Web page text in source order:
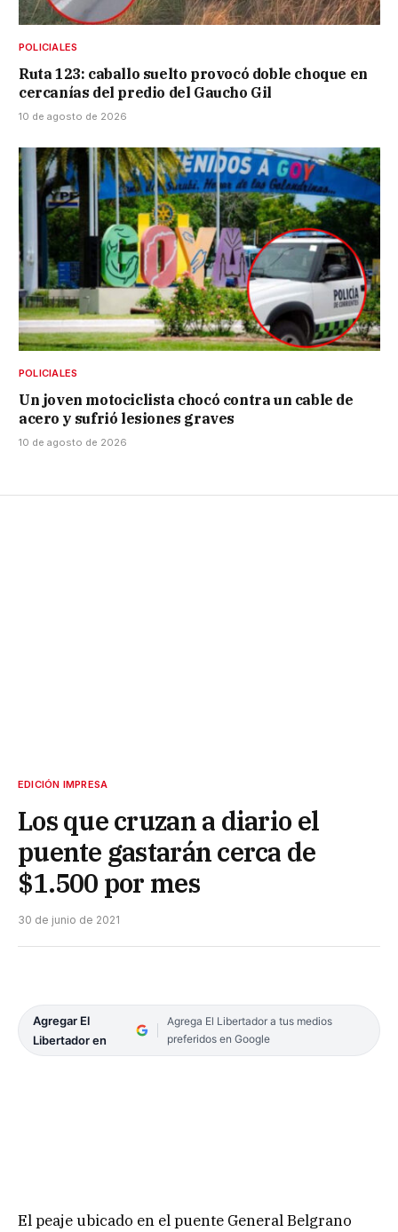
POLICIALES
Ruta 123: caballo suelto provocó doble choque en
cercanías del predio del Gaucho Gil
10 de agosto de 2026
POLICIALES
Un joven motociclista chocó contra un cable de
acero y sufrió lesiones graves
10 de agosto de 2026
EDICIÓN IMPRESA
Los que cruzan a diario el
puente gastarán cerca de
$1.500 por mes
30 de junio de 2021
Agregar El
Libertador en
Agrega El Libertador a tus medios
preferidos en Google
El peaje ubicado en el puente General Belgrano